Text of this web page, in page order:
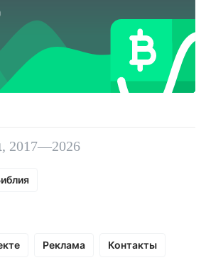
, 2017—2026
Реклама Контакты